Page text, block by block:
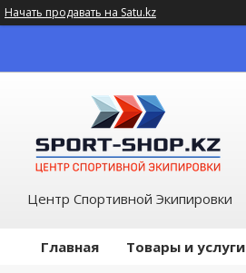
Начать продавать на Satu.kz
Центр Спортивной Экипировки
Главная Товары и услуги